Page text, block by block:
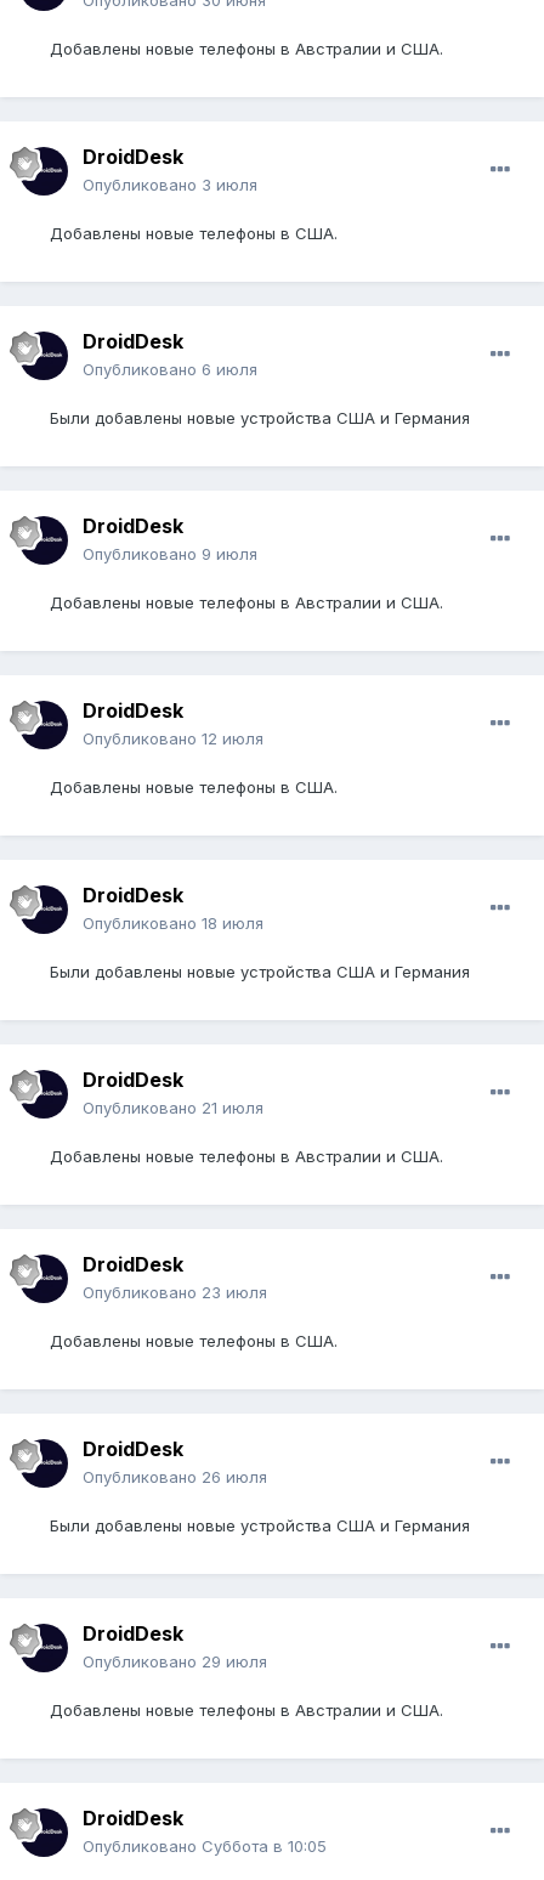
Добавлены новые телефоны в Австралии и США.
DroidDesk
Опубликовано 3 июля
Добавлены новые телефоны в США.
DroidDesk
Опубликовано 6 июля
Были добавлены новые устройства США и Германия
DroidDesk
Опубликовано 9 июля
Добавлены новые телефоны в Австралии и США.
DroidDesk
Опубликовано 12 июля
Добавлены новые телефоны в США.
DroidDesk
Опубликовано 18 июля
Были добавлены новые устройства США и Германия
DroidDesk
Опубликовано 21 июля
Добавлены новые телефоны в Австралии и США.
DroidDesk
Опубликовано 23 июля
Добавлены новые телефоны в США.
DroidDesk
Опубликовано 26 июля
Были добавлены новые устройства США и Германия
DroidDesk
Опубликовано 29 июля
Добавлены новые телефоны в Австралии и США.
DroidDesk
Опубликовано Суббота в 10:05